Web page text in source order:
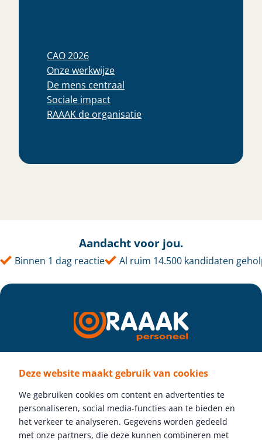
Deze website maakt gebruik van cookies
We gebruiken cookies om content en advertenties te
personaliseren, social media-functies aan te bieden en
het verkeer te analyseren. Gegevens worden gedeeld
met onze partners, die deze kunnen combineren met
CAO 2026
Onze werkwijze
De mens centraal
Sociale impact
RAAAK de organisatie
Aandacht voor jou.
Binnen 1 dag reactie Al ruim 14.500 kandidaten
Volg ons